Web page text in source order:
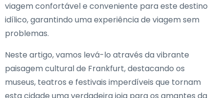
viagem confortável e conveniente para este destino
idílico, garantindo uma experiência de viagem sem
problemas.
Neste artigo, vamos levá-lo através da vibrante
paisagem cultural de Frankfurt, destacando os
museus, teatros e festivais imperdíveis que tornam